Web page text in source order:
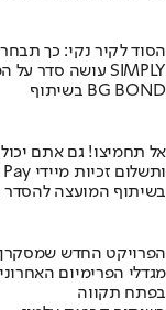
הסוד לקיר נקי: כך
מומחה BG BOND עושה סדר על המדפים ומציג את מותג הצבע SIMPLY
בשיתוף BG BOND
אל תחמיצו! גם אתם
יחסי הימור משופרים, הפקדות ב-Apple Pay ותשלום זכיות מיידי
בשיתוף המועצה להסדר
הפרויקט החדש
בפתח תקווה